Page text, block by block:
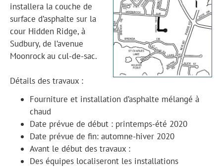
installera la couche de
surface d’asphalte sur la
cour Hidden Ridge, à
Sudbury, de l’avenue
Moonrock au cul-de-sac.
Détails des travaux :
Fourniture et installation d’asphalte mélangé à
chaud
Date prévue de début : printemps-été 2020
Date prévue de fin: automne-hiver 2020
Avant le début des travaux :
Des équipes localiseront les installations